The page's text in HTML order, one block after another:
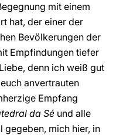
mit einem
hat, der einer der
Bevölkerungen der
Empfindungen tiefer
denn ich weiß gut
anvertrauten
Empfang
da Sé und alle
gegeben, mich hier, in